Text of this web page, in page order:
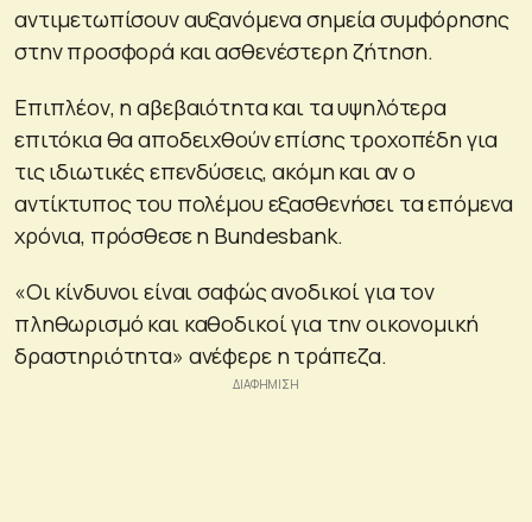
αντιμετωπίσουν αυξανόμενα σημεία συμφόρησης
στην προσφορά και ασθενέστερη ζήτηση.
Επιπλέον, η αβεβαιότητα και τα υψηλότερα
επιτόκια θα αποδειχθούν επίσης τροχοπέδη για
τις ιδιωτικές επενδύσεις, ακόμη και αν ο
αντίκτυπος του πολέμου εξασθενήσει τα επόμενα
χρόνια, πρόσθεσε η Bundesbank.
«Οι κίνδυνοι είναι σαφώς ανοδικοί για τον
πληθωρισμό και καθοδικοί για την οικονομική
δραστηριότητα» ανέφερε η τράπεζα.